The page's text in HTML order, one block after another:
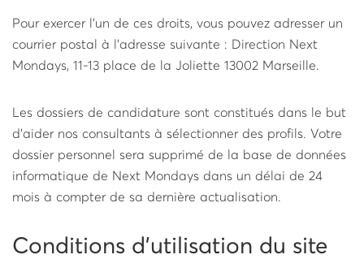
Pour exercer l'un de ces droits, vous pouvez adresser un
courrier postal à l'adresse suivante : Direction ­Next
Mondays, ­11-13 place de la Joliette 13002 Marseille.
Les dossiers de candidature sont constitués dans le but
d'aider nos consultants à sélectionner des profils. Votre
dossier personnel sera supprimé de la base de données
informatique de Next Mondays dans un délai de 24
mois à compter de sa dernière actualisation.
Conditions d'utilisation du site